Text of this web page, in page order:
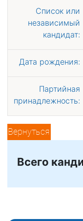
Список или
независимый
кандидат:
Дата рождения:
Партийная
принадлежность:
Вернуться
Всего